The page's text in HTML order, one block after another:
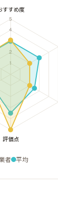
者 平均